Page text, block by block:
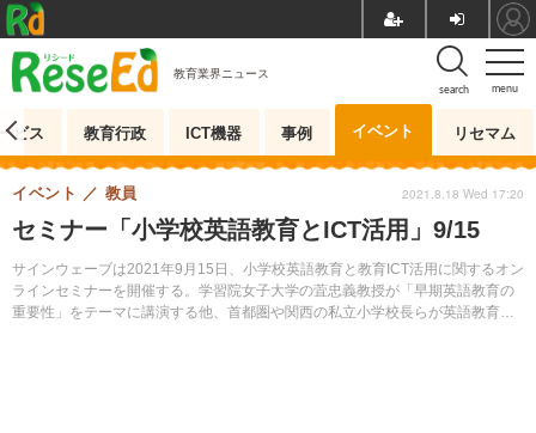
menu
search
教育業界ニュース
ビス 教育行政 ICT機器 事例 イベント リセマム
セミナー「小学校英語教育とICT活用」9/15
サインウェーブは2021年9月15日、小学校英語教育と教育ICT活用に関するオン
ラインセミナーを開催する。学習院女子大学の萓忠義教授が「早期英語教育の
重要性」をテーマに講演する他、首都圏や関西の私立小学校長らが英語教育や
イベント 教員 2021.8.18 Wed 17:20